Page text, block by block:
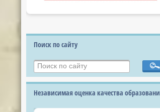
Поиск по сайту
Независимая оценка качества образовани